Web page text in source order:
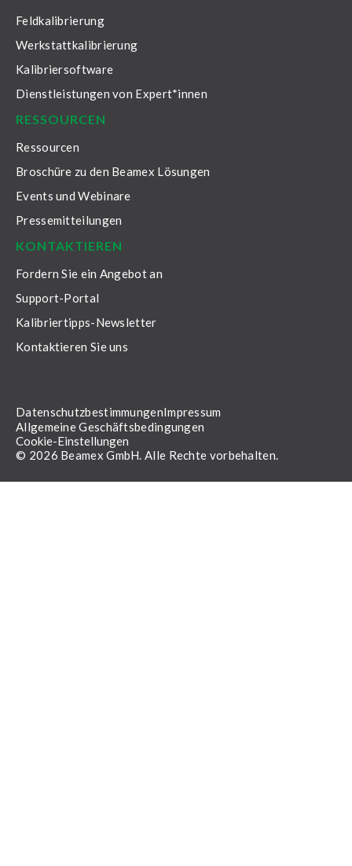
Feldkalibrierung
Werkstattkalibrierung
Kalibriersoftware
Dienstleistungen von Expert*innen
RESSOURCEN
Ressourcen
Broschüre zu den Beamex Lösungen
Events und Webinare
Pressemitteilungen
KONTAKTIEREN
Fordern Sie ein Angebot an
Support-Portal
Kalibriertipps-Newsletter
Kontaktieren Sie uns
© 2026 Beamex GmbH. Alle Rechte vorbehalten.
DatenschutzbestimmungenImpressum
Allgemeine Geschäftsbedingungen
Cookie-Einstellungen